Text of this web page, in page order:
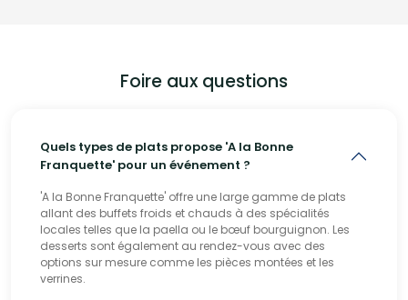
Foire aux questions
Quels types de plats propose 'A la Bonne
Franquette' pour un événement ?
'A la Bonne Franquette' offre une large gamme de plats
allant des buffets froids et chauds à des spécialités
locales telles que la paella ou le bœuf bourguignon. Les
desserts sont également au rendez-vous avec des
options sur mesure comme les pièces montées et les
verrines.